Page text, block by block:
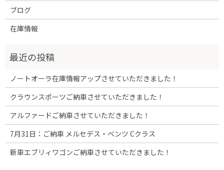
ブログ
在庫情報
ノートオーラ在庫情報アップさせていただきました！
クラウンスポーツご納車させていただきました！
アルファードご納車させていただきました！
7月31日：ご納車 メルセデス・ベンツ Cクラス
新車エブリィワゴンご納車させていただきました！